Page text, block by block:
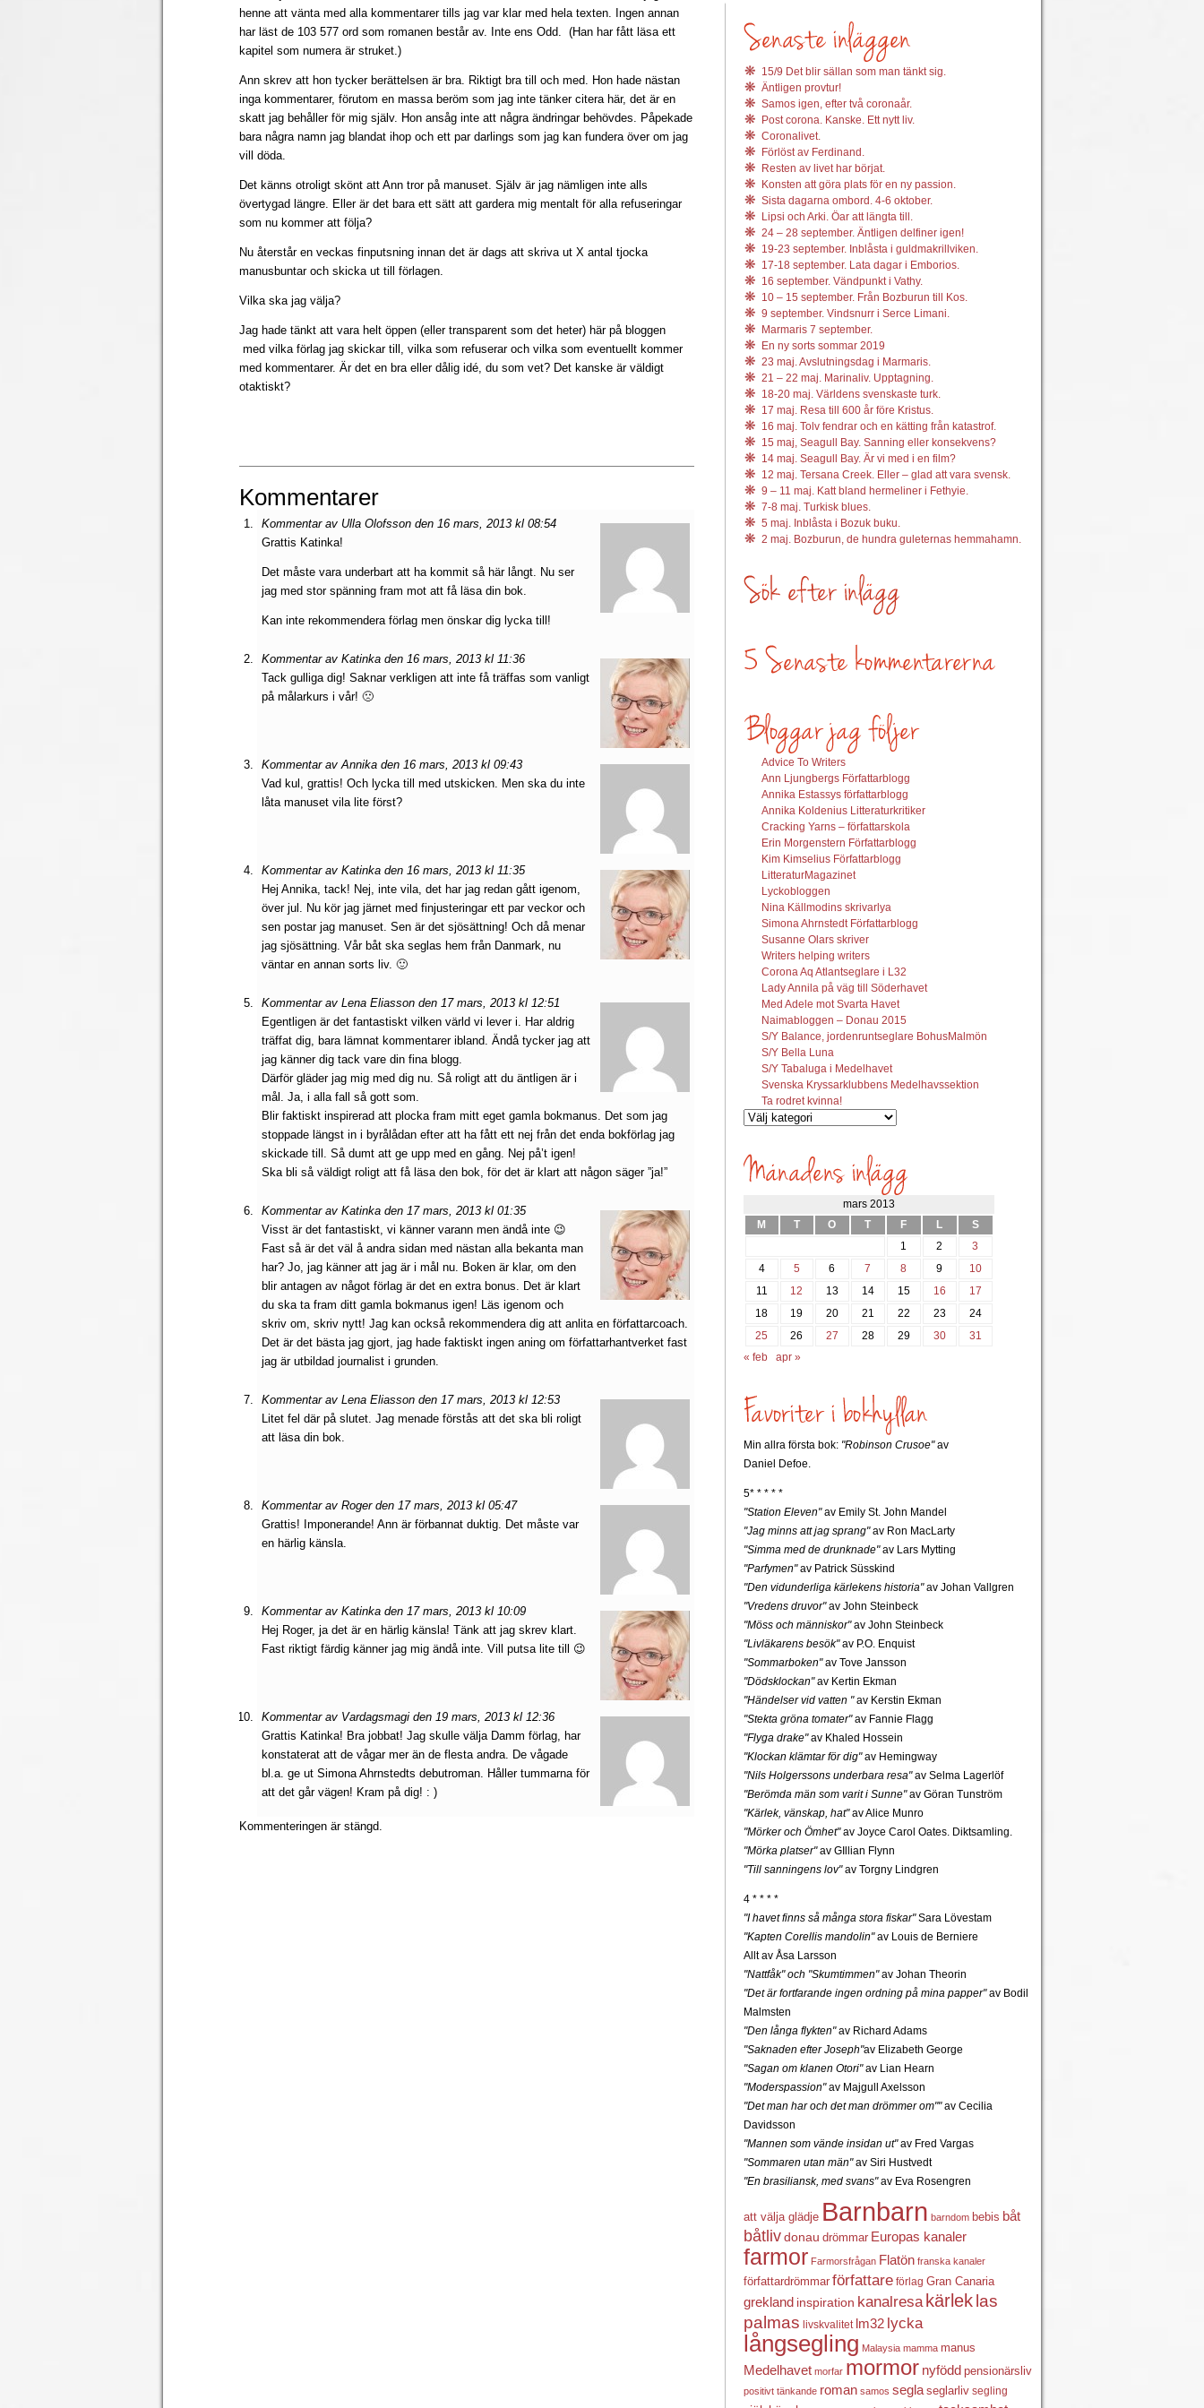
henne att vänta med alla kommentarer tills jag var klar med hela texten. Ingen annan
har läst de 103 577 ord som romanen består av. Inte ens Odd. (Han har fått läsa ett
kapitel som numera är struket.)
Ann skrev att hon tycker berättelsen är bra. Riktigt bra till och med. Hon hade nästan
inga kommentarer, förutom en massa beröm som jag inte tänker citera här, det är en
skatt jag behåller för mig själv. Hon ansåg inte att några ändringar behövdes. Påpekade
bara några namn jag blandat ihop och ett par darlings som jag kan fundera över om jag
vill döda.
Det känns otroligt skönt att Ann tror på manuset. Själv är jag nämligen inte alls
övertygad längre. Eller är det bara ett sätt att gardera mig mentalt för alla refuseringar
som nu kommer att följa?
Nu återstår en veckas finputsning innan det är dags att skriva ut X antal tjocka
manusbuntar och skicka ut till förlagen.
Vilka ska jag välja?
Jag hade tänkt att vara helt öppen (eller transparent som det heter) här på bloggen
med vilka förlag jag skickar till, vilka som refuserar och vilka som eventuellt kommer
med kommentarer. Är det en bra eller dålig idé, du som vet? Det kanske är väldigt
otaktiskt?
Kommentarer
Kommentar av Ulla Olofsson den 16 mars, 2013 kl 08:54
Grattis Katinka!
Det måste vara underbart att ha kommit så här långt. Nu ser
jag med stor spänning fram mot att få läsa din bok.
Kan inte rekommendera förlag men önskar dig lycka till!
Kommentar av Katinka den 16 mars, 2013 kl 11:36
Tack gulliga dig! Saknar verkligen att inte få träffas som vanligt
på målarkurs i vår! 🙁
Kommentar av Annika den 16 mars, 2013 kl 09:43
Vad kul, grattis! Och lycka till med utskicken. Men ska du inte
låta manuset vila lite först?
Kommentar av Katinka den 16 mars, 2013 kl 11:35
Hej Annika, tack! Nej, inte vila, det har jag redan gått igenom,
över jul. Nu kör jag järnet med finjusteringar ett par veckor och
sen postar jag manuset. Sen är det sjösättning! Och då menar
jag sjösättning. Vår båt ska seglas hem från Danmark, nu
väntar en annan sorts liv. 🙂
Kommentar av Lena Eliasson den 17 mars, 2013 kl 12:51
Egentligen är det fantastiskt vilken värld vi lever i. Har aldrig
träffat dig, bara lämnat kommentarer ibland. Ändå tycker jag att
jag känner dig tack vare din fina blogg.
Därför gläder jag mig med dig nu. Så roligt att du äntligen är i
mål. Ja, i alla fall så gott som.
Blir faktiskt inspirerad att plocka fram mitt eget gamla bokmanus. Det som jag
stoppade längst in i byrålådan efter att ha fått ett nej från det enda bokförlag jag
skickade till. Så dumt att ge upp med en gång. Nej på’t igen!
Ska bli så väldigt roligt att få läsa den bok, för det är klart att någon säger ”ja!”
Kommentar av Katinka den 17 mars, 2013 kl 01:35
Visst är det fantastiskt, vi känner varann men ändå inte 😉
Fast så är det väl å andra sidan med nästan alla bekanta man
har? Jo, jag känner att jag är i mål nu. Boken är klar, om den
blir antagen av något förlag är det en extra bonus. Det är klart
du ska ta fram ditt gamla bokmanus igen! Läs igenom och
skriv om, skriv nytt! Jag kan också rekommendera dig att anlita en författarcoach.
Det är det bästa jag gjort, jag hade faktiskt ingen aning om författarhantverket fast
jag är utbildad journalist i grunden.
Kommentar av Lena Eliasson den 17 mars, 2013 kl 12:53
Litet fel där på slutet. Jag menade förstås att det ska bli roligt
att läsa din bok.
Kommentar av Roger den 17 mars, 2013 kl 05:47
Grattis! Imponerande! Ann är förbannat duktig. Det måste var
en härlig känsla.
Kommentar av Katinka den 17 mars, 2013 kl 10:09
Hej Roger, ja det är en härlig känsla! Tänk att jag skrev klart.
Fast riktigt färdig känner jag mig ändå inte. Vill putsa lite till 😉
Kommentar av Vardagsmagi den 19 mars, 2013 kl 12:36
Grattis Katinka! Bra jobbat! Jag skulle välja Damm förlag, har
konstaterat att de vågar mer än de flesta andra. De vågade
bl.a. ge ut Simona Ahrnstedts debutroman. Håller tummarna för
att det går vägen! Kram på dig! : )
Kommenteringen är stängd.
15/9 Det blir sällan som man tänkt sig.
Äntligen provtur!
Samos igen, efter två coronaår.
Post corona. Kanske. Ett nytt liv.
Coronalivet.
Förlöst av Ferdinand.
Resten av livet har börjat.
Konsten att göra plats för en ny passion.
Sista dagarna ombord. 4-6 oktober.
Lipsi och Arki. Öar att längta till.
24 – 28 september. Äntligen delfiner igen!
19-23 september. Inblåsta i guldmakrillviken.
17-18 september. Lata dagar i Emborios.
16 september. Vändpunkt i Vathy.
10 – 15 september. Från Bozburun till Kos.
9 september. Vindsnurr i Serce Limani.
Marmaris 7 september.
En ny sorts sommar 2019
23 maj. Avslutningsdag i Marmaris.
21 – 22 maj. Marinaliv. Upptagning.
18-20 maj. Världens svenskaste turk.
17 maj. Resa till 600 år före Kristus.
16 maj. Tolv fendrar och en kätting från katastrof.
15 maj, Seagull Bay. Sanning eller konsekvens?
14 maj. Seagull Bay. Är vi med i en film?
12 maj. Tersana Creek. Eller – glad att vara svensk.
9 – 11 maj. Katt bland hermeliner i Fethyie.
7-8 maj. Turkisk blues.
5 maj. Inblåsta i Bozuk buku.
2 maj. Bozburun, de hundra guleternas hemmahamn.
Advice To Writers
Ann Ljungbergs Författarblogg
Annika Estassys författarblogg
Annika Koldenius Litteraturkritiker
Cracking Yarns – författarskola
Erin Morgenstern Författarblogg
Kim Kimselius Författarblogg
LitteraturMagazinet
Lyckobloggen
Nina Källmodins skrivarlya
Simona Ahrnstedt Författarblogg
Susanne Olars skriver
Writers helping writers
Corona Aq Atlantseglare i L32
Lady Annila på väg till Söderhavet
Med Adele mot Svarta Havet
Naimabloggen – Donau 2015
S/Y Balance, jordenruntseglare BohusMalmön
S/Y Bella Luna
S/Y Tabaluga i Medelhavet
Svenska Kryssarklubbens Medelhavssektion
Ta rodret kvinna!
Vilka
söks?
mars 2013
M
T O T F L
S
1
2
3
4
5 6 7 8 9
10
11
12 13 14 15 16
17
18
19 20 21 22 23
24
25
26 27 28 29 30
31
« feb
apr »
Min allra första bok: "Robinson Crusoe"av
Daniel Defoe.
5* * * * *
"Station Eleven"av Emily St. John Mandel
"Jag minns att jag sprang"av Ron MacLarty
"Simma med de drunknade"av Lars Mytting
"Parfymen"av Patrick Süsskind
"Den vidunderliga kärlekens historia"av Johan Vallgren
"Vredens druvor"av John Steinbeck
"Möss och människor"av John Steinbeck
"Livläkarens besök"av P.O. Enquist
"Sommarboken"av Tove Jansson
"Dödsklockan"av Kertin Ekman
"Händelser vid vatten "av Kerstin Ekman
"Stekta gröna tomater"av Fannie Flagg
"Flyga drake"av Khaled Hossein
"Klockan klämtar för dig"av Hemingway
"Nils Holgerssons underbara resa"av Selma Lagerlöf
"Berömda män som varit i Sunne"av Göran Tunström
"Kärlek, vänskap, hat"av Alice Munro
"Mörker och Ömhet"av Joyce Carol Oates. Diktsamling.
"Mörka platser"av GIllian Flynn
"Till sanningens lov"av Torgny Lindgren
4 * * * *
"I havet finns så många stora fiskar"Sara Lövestam
"Kapten Corellis mandolin"av Louis de Berniere
Allt av Åsa Larsson
"Nattfåk" och "Skumtimmen"av Johan Theorin
"Det är fortfarande ingen ordning på mina papper"av Bodil
Malmsten
"Den långa flykten"av Richard Adams
"Saknaden efter Joseph"av Elizabeth George
"Sagan om klanen Otori"av Lian Hearn
"Moderspassion"av Majgull Axelsson
"Det man har och det man drömmer om""av Cecilia
Davidsson
"Mannen som vände insidan ut"av Fred Vargas
"Sommaren utan män"av Siri Hustvedt
"En brasiliansk, med svans"av Eva Rosengren
att välja glädje Barnbarn barndom bebis båt
båtliv donau drömmar Europas kanaler
farmor Farmorsfrågan Flatön franska kanaler
författardrömmar författare förlag Gran Canaria
grekland inspiration kanalresa kärlek las
palmas livskvalitet lm32 lycka
långsegling Malaysia mamma manus
Medelhavet morfar mormor nyfödd pensionärsliv
positivt tänkande roman samos segla seglarliv segling